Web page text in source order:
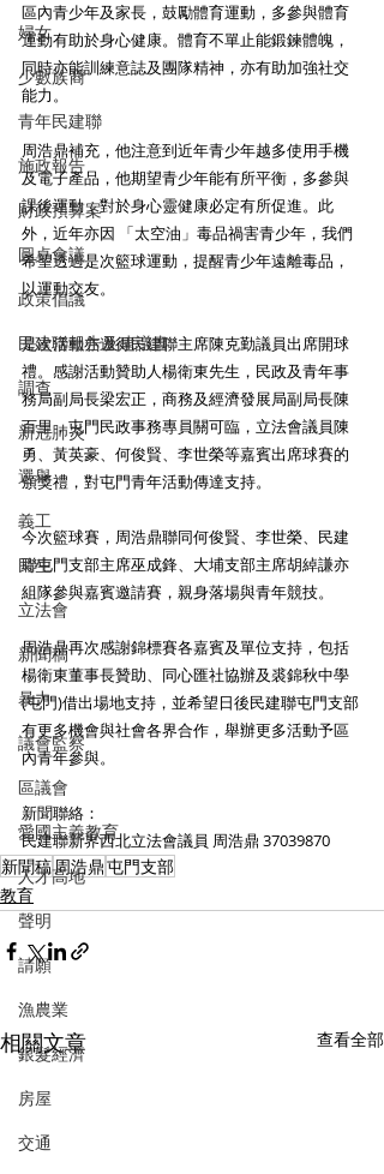
婦女
少數族裔
青年民建聯
施政報告
財政預算案
圓桌會議
政策倡議
民建聯報告及建議書
調查
新冠肺炎
選舉
義工
民生
立法會
新聞稿
暴力
議會監察
區議會
愛國主義教育
人才高地
聲明
請願
漁農業
銀髮經濟
房屋
交通
區內青少年及家長，鼓勵體育運動，多參與體育
運動有助於身心健康。體育不單止能鍛鍊體魄，
同時亦能訓練意誌及團隊精神，亦有助加強社交
能力。
周浩鼎補充，他注意到近年青少年越多使用手機
及電子產品，他期望青少年能有所平衡，多參與
課後運動，對於身心靈健康必定有所促進。此
外，近年亦因 「太空油」毒品禍害青少年，我們
希望透過是次籃球運動，提醒青少年遠離毒品，
以運動交友。
是次活動亦邀得民建聯主席陳克勤議員出席開球
禮。感謝活動贊助人楊衛東先生，民政及青年事
務局副局長梁宏正，商務及經濟發展局副局長陳
百里，屯門民政事務專員關可臨，立法會議員陳
勇、黃英豪、何俊賢、李世榮等嘉賓出席球賽的
頒獎禮，對屯門青年活動傳達支持。
今次籃球賽，周浩鼎聯同何俊賢、李世榮、民建
聯屯門支部主席巫成鋒、大埔支部主席胡綽謙亦
組隊參與嘉賓邀請賽，親身落場與青年競技。
周浩鼎再次感謝錦標賽各嘉賓及單位支持，包括
楊衛東董事長贊助、同心匯社協辦及裘錦秋中學
(屯門)借出場地支持，並希望日後民建聯屯門支部
有更多機會與社會各界合作，舉辦更多活動予區
內青年參與。
新聞聯絡：
民建聯新界西北立法會議員 周浩鼎 37039870
新聞稿周浩鼎屯門支部
教育
相關文章 查看全部